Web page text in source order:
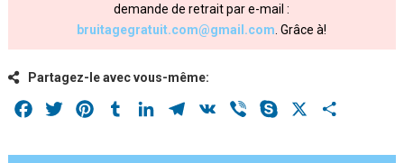
demande de retrait par e-mail :
bruitagegratuit.com@gmail.com . Grâce à!
Partagez-le avec vous-même:
Facebook
Twitter PinterestTumblrLinkedInTelegram
VK Viber Skype